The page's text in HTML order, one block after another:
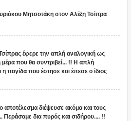
Μητσοτάκη στον Αλέξη Τσίπρα
έφερε την απλή αναλογική ως
που θα συντριβεί... !! Η απλή
η παγίδα που έστησε και έπεσε ο ίδιος
αποτέλεσμα διέψευσε ακόμα και τους
Περάσαμε δια πυρός και σιδήρου.... !!